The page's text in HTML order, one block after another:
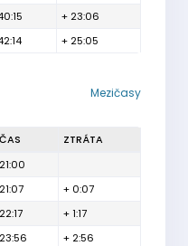
+ 23:06
+ 25:05
Mezičasy
ČAS
ZTRÁTA
21:00
21:07
+ 0:07
22:17
+ 1:17
23:56
+ 2:56